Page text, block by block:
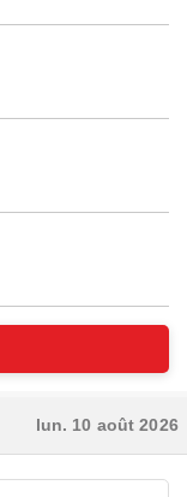
lun. 10 août 2026